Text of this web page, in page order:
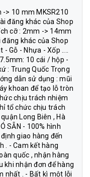
-> 10 mm MKSR210
đăng khác của Shop
cỡ : 2mm -> 14mm
khác của Shop
Gỗ - Nhựa - Xốp ....
10 cái / hộp -
: Trung Quốc Trọng
dẫn sử dụng : mũi
khoan để tạo lỗ tròn
chịu trách nhiệm
tổ chức chịu trách
Long Biên , Hà
SẴN - 100% hình
giao hàng đến
. - Cam kết hàng
quốc , nhận hàng
khi nhận đơn để hàng
nhất . - Bất kì một lỗi